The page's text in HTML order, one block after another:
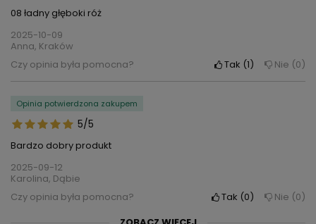
08 ładny głęboki róż
2025-10-09
Anna, Kraków
Czy opinia była pomocna?
Tak 1 Nie 0
5/5
Opinia potwierdzona zakupem
Bardzo dobry produkt
2025-09-12
Karolina, Dąbie
Czy opinia była pomocna?
Tak 0 Nie 0